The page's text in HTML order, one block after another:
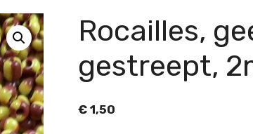
Rocailles,
gestreept,
€1,50